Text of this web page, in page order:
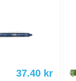
37.40 kr